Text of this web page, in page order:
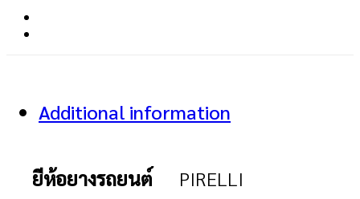
Additional information
ยีห้อยางรถยนต์ PIRELLI